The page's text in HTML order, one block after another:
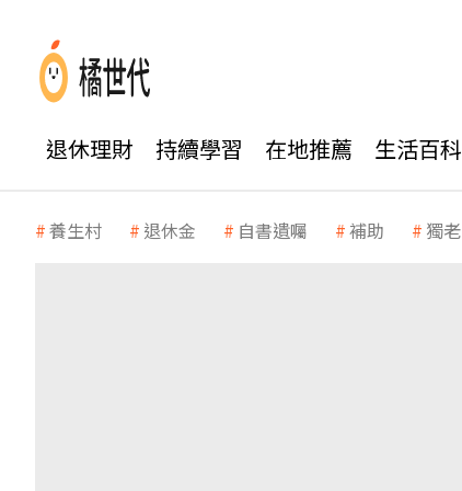
退休理財 持續學習 在地推薦 生活百科
養生村 退休金 自書遺囑 補助 獨老